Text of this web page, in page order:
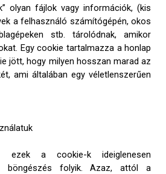
olyan fájlok vagy információk, (kis
a felhasználó számítógépén, okos
stb. tárolódnak, amikor
Egy cookie tartalmazza a honlap
jött, hogy milyen hosszan marad az
ami általában egy véletlenszerűen
ezek a cookie-k ideiglenesen
böngészés folyik. Azaz, attól a